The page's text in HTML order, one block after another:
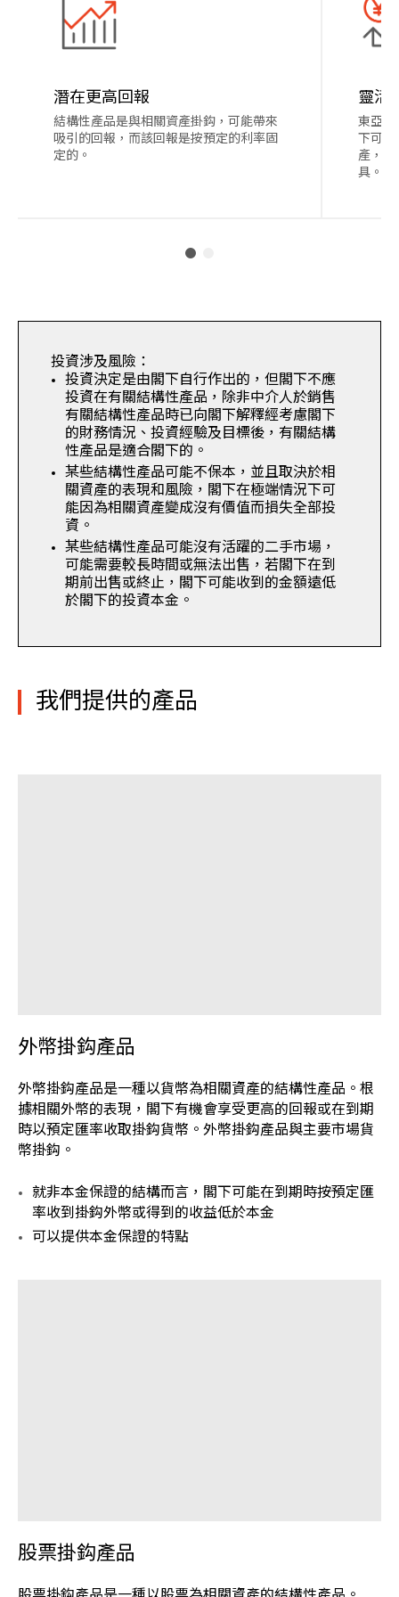
潛在更高回報
結構性產品是與相關資產掛鈎，可能帶來
吸引的回報，而該回報是按預定的利率固
定的。
靈活
東亞銀
下可
產，為
具。
投資涉及風險：
投資決定是由閣下自行作出的，但閣下不應
投資在有關結構性產品，除非中介人於銷售
有關結構性產品時已向閣下解釋經考慮閣下
的財務情況、投資經驗及目標後，有關結構
性產品是適合閣下的。
某些結構性產品可能不保本，並且取決於相
關資產的表現和風險，閣下在極端情況下可
能因為相關資產變成沒有價值而損失全部投
資。
某些結構性產品可能沒有活躍的二手市場，
可能需要較長時間或無法出售，若閣下在到
期前出售或終止，閣下可能收到的金額遠低
於閣下的投資本金。
我們提供的產品
外幣掛鈎產品
外幣掛鈎產品是一種以貨幣為相關資產的結構性產品。根
據相關外幣的表現，閣下有機會享受更高的回報或在到期
時以預定匯率收取掛鈎貨幣。外幣掛鈎產品與主要市場貨
幣掛鈎。
就非本金保證的結構而言，閣下可能在到期時按預定匯
率收到掛鈎外幣或得到的收益低於本金
可以提供本金保證的特點
股票掛鈎產品